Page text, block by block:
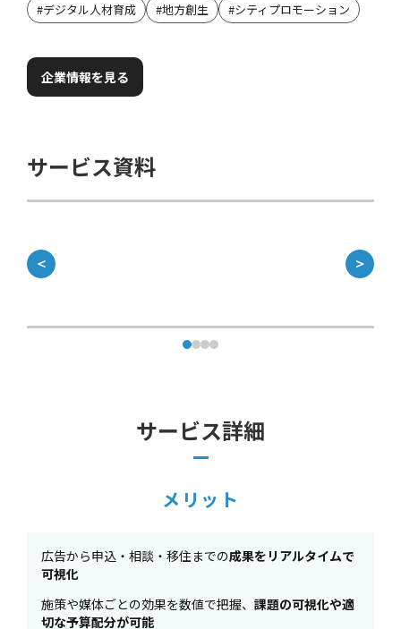
#デジタル人材育成 #地方創生 #シティプロモーション
企業情報を見る
サービス資料
＜ ＞
サービス詳細
メリット
広告から申込・相談・移住までの成果をリアルタイムで
可視化
施策や媒体ごとの効果を数値で把握、 課題の可視化や適
切な予算配分が可能